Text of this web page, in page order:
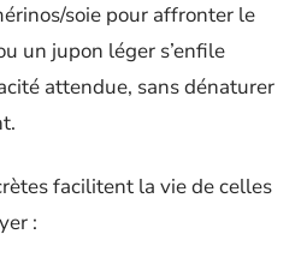
soie pour affronter le
un jupon léger s’enfile
attendue, sans dénaturer
facilitent la vie de celles
: